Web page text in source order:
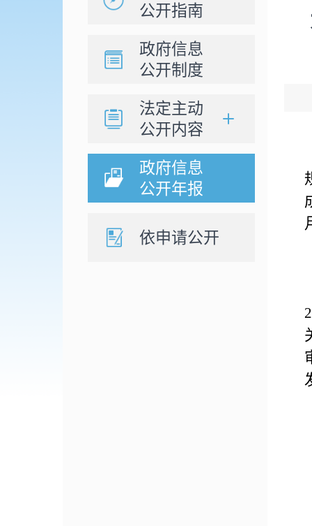
公开指南
政府信息
公开制度
法定主动
公开内容
政府信息
公开年报
依申请公开